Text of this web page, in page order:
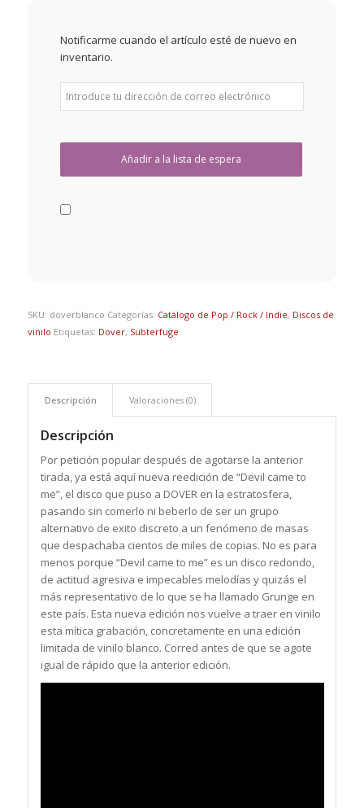
Notificarme cuando el artículo esté de nuevo en
inventario.
SKU: doverblanco Categorías: Catálogo de Pop / Rock / Indie, Discos de
vinilo Etiquetas: Dover, Subterfuge
Descripción Valoraciones (0)
Descripción
Por petición popular después de agotarse la anterior
tirada, ya está aquí nueva reedición de “Devil came to
me”, el disco que puso a DOVERen la estratosfera,
pasando sin comerlo ni beberlo de ser un grupo
alternativo de exito discreto a un fenómeno de masas
que despachaba cientos de miles de copias. No es para
menos porque “Devil came to me” es un disco redondo,
de actitud agresiva e impecables melodías y quizás el
más representativo de lo que se ha llamado Grunge en
este país. Esta nueva edición nos vuelve a traer en vinilo
esta mítica grabación, concretamente en una edición
limitada de vinilo blanco. Corred antes de que se agote
igual de rápido que la anterior edición.